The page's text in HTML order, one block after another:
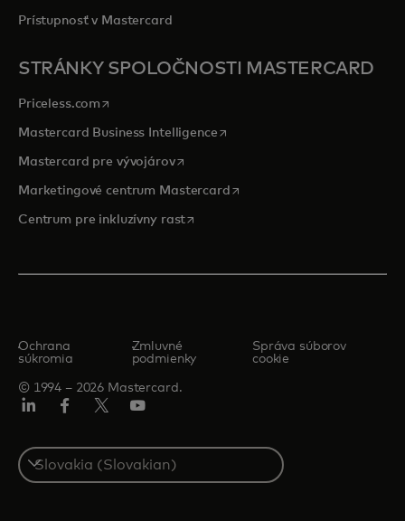
Prístupnosť v Mastercard
STRÁNKY SPOLOČNOSTI MASTERCARD
Priceless.com opens in a new tab
Mastercard Business Intelligenceopens in a new tab
Mastercard pre vývojárovopens in a new tab
Marketingové centrum Mastercardopens in a new tab
Centrum pre inkluzívny rastopens in a new tab
© 1994 – 2026 Mastercard.
Ochrana
súkromia
Zmluvné
podmienky
Správa súborov
cookie
Select
a
country